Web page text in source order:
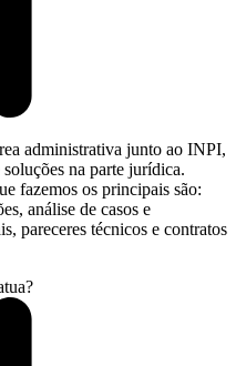
administrativa junto ao INPI,
na parte jurídica.
fazemos os principais são:
análise de casos e
pareceres técnicos e contratos